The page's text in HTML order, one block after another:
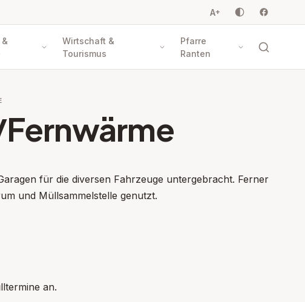
A+
Wirtschaft &
Tourismus
Pfarre
Ranten
für die diversen Fahrzeuge untergebracht. Ferner
und Müllsammelstelle genutzt.
an.